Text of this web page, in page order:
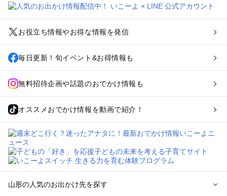
お役立ち情報やお得な情報を発信
毎日更新！旬イベント&お得情報も
無料招待企画や話題のおでかけ情報も
オススメおでかけ情報を動画で紹介！
山形の人気のお出かけ先を探す